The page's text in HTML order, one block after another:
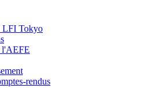
LFI Tokyo
l'AEFE
rendus